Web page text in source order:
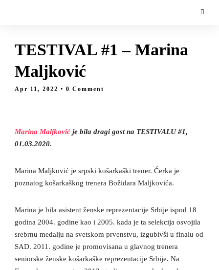
TESTIVAL #1 – Marina
Maljković
Apr 11, 2022 • 0 Comment
Marina Maljković je bila dragi gost na TESTIVALU #1,
01.03.2020.
Marina Maljković je srpski košarkaški trener. Ćerka je
poznatog košarkaškog trenera Božidara Maljkovića.
Marina je bila asistent ženske reprezentacije Srbije ispod 18
godina 2004. godine kao i 2005. kada je ta selekcija osvojila
srebrnu medalju na svetskom prvenstvu, izgubivši u finalu od
SAD. 2011. godine je promovisana u glavnog trenera
seniorske ženske košarkaške reprezentacije Srbije. Na